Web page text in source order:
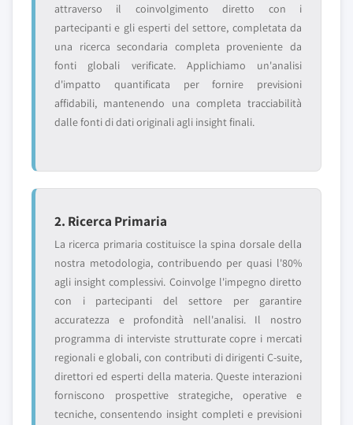
attraverso il coinvolgimento diretto con i
partecipanti e gli esperti del settore, completata da
una ricerca secondaria completa proveniente da
fonti globali verificate. Applichiamo un'analisi
d'impatto quantificata per fornire previsioni
affidabili, mantenendo una completa tracciabilità
dalle fonti di dati originali agli insight finali.
2. Ricerca Primaria
La ricerca primaria costituisce la spina dorsale della
nostra metodologia, contribuendo per quasi l'80%
agli insight complessivi. Coinvolge l'impegno diretto
con i partecipanti del settore per garantire
accuratezza e profondità nell'analisi. Il nostro
programma di interviste strutturate copre i mercati
regionali e globali, con contributi di dirigenti C-suite,
direttori ed esperti della materia. Queste interazioni
forniscono prospettive strategiche, operative e
tecniche, consentendo insight completi e previsioni